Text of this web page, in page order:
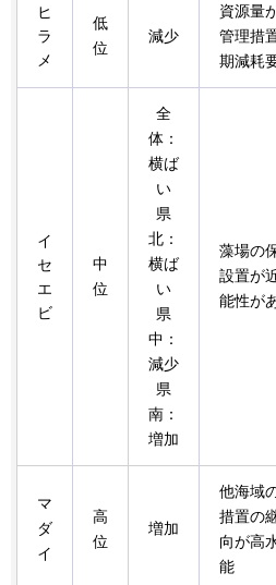
ヒ
ラ
メ
低
位
減少
資源量
管理措
期減耗
イ
セ
エ
ビ
中
位
全
体：
横ば
い
県
北：
横ば
い
県
中：
減少
県
南：
増加
藻場の
設置が
能性が
マ
ダ
イ
高
位
増加
他海域
措置の
向が高
能